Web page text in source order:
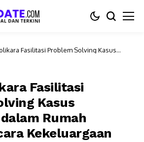
Fasilitasi Problem Solving Kasus
Fasilitasi
Kasus
Rumah
Kekeluargaan